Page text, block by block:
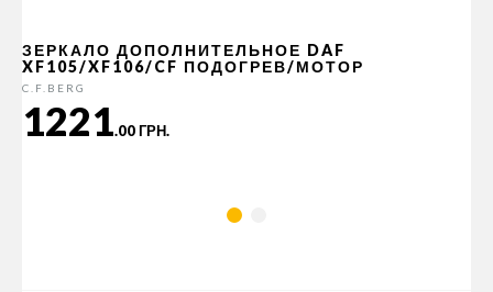
ЗЕРКАЛО ДОПОЛНИТЕЛЬНОЕ DAF
XF105/XF106/CF ПОДОГРЕВ/МОТОР
C.F.BERG
1221.00 ГРН.